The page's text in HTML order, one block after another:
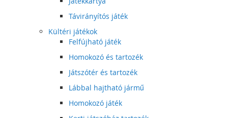
Távirányítós játék
Kültéri játékok
Felfújható játék
Homokozó és tartozék
Játszótér és tartozék
Lábbal hajtható jármű
Homokozó játék